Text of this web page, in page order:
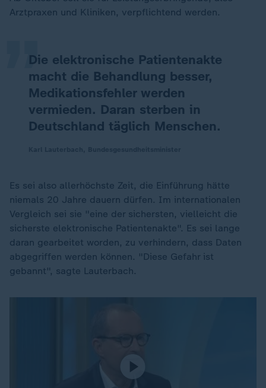
Arztpraxen und Kliniken, verpflichtend werden.
Die elektronische Patientenakte
macht die Behandlung besser,
Medikationsfehler werden
vermieden. Daran sterben in
Deutschland täglich Menschen.
„
Es sei also allerhöchste Zeit, die Einführung hätte
niemals 20 Jahre dauern dürfen. Im internationalen
Vergleich sei sie "eine der sichersten, vielleicht die
sicherste elektronische Patientenakte". Es sei lange
daran gearbeitet worden, zu verhindern, dass Daten
abgegriffen werden können. "Diese Gefahr ist
gebannt", sagte Lauterbach.